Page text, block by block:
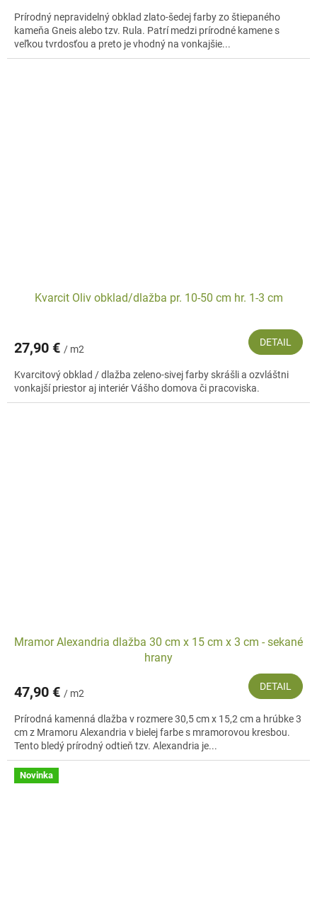
Prírodný nepravidelný obklad zlato-šedej farby zo štiepaného
kameňa Gneis alebo tzv. Rula. Patrí medzi prírodné kamene s
veľkou tvrdosťou a preto je vhodný na vonkajšie...
Kvarcit Oliv obklad/dlažba pr. 10-50 cm hr. 1-3 cm
27,90 € / m2
DETAIL
Kvarcitový obklad / dlažba zeleno-sivej farby skrášli a ozvláštni
vonkajší priestor aj interiér Vášho domova či pracoviska.
Mramor Alexandria dlažba 30 cm x 15 cm x 3 cm - sekané
hrany
47,90 € / m2
DETAIL
Prírodná kamenná dlažba v rozmere 30,5 cm x 15,2 cm a hrúbke 3
cm z Mramoru Alexandria v bielej farbe s mramorovou kresbou.
Tento bledý prírodný odtieň tzv. Alexandria je...
Novinka